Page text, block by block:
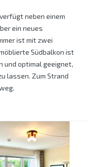
neben einem
ein neues
ist mit zwei
Südbalkon ist
und optimal geeignet,
lassen. Zum Strand